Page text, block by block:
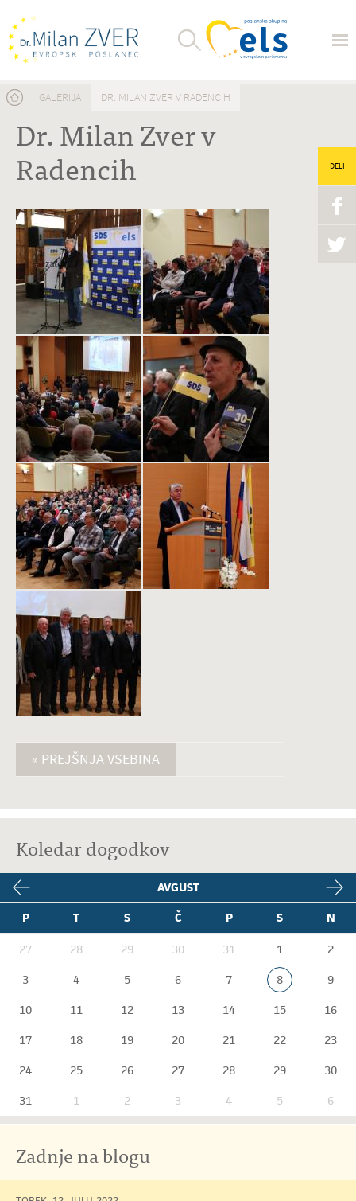
Nahajate se tukaj
GALERIJA DR. MILAN ZVER V RADENCIH
Dr. Milan Zver v
Radencih DELI
« PREJŠNJA VSEBINA
Koledar dogodkov
AVGUST
P
T S Č P S N
27 28 29 30 31 1
2
3
4 5 6 7 8
9
10
11 12 13 14 15
16
17
18 19 20 21 22
23
24
25 26 27 28 29
30
31
1 2 3 4 5 6
Zadnje na blogu